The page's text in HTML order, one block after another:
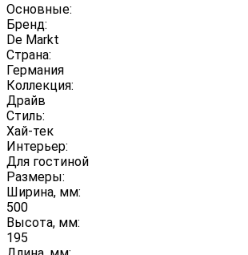
Основные:
Бренд:
De Markt
Страна:
Германия
Коллекция:
Драйв
Стиль:
Хай-тек
Интерьер:
Для гостиной
Размеры:
Ширина, мм:
500
Высота, мм:
195